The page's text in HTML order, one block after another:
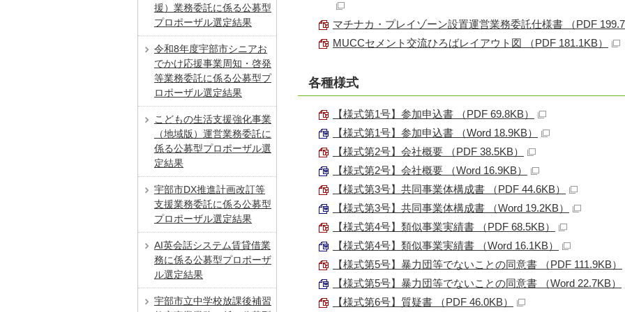
マチナカ・プレイゾーン設置運営業務委託仕様書 （PDF
MUCCセメント交流ひろばレイアウト図 （PDF 181.1KB）
各種様式
【様式第1号】参加申込書 （PDF 69.8KB）
【様式第1号】参加申込書 （Word 18.9KB）
【様式第2号】会社概要 （PDF 38.5KB）
【様式第2号】会社概要 （Word 16.9KB）
【様式第3号】共同事業体構成書 （PDF 44.6KB）
【様式第3号】共同事業体構成書 （Word 19.2KB）
【様式第4号】類似事業実績書 （PDF 68.5KB）
【様式第4号】類似事業実績書 （Word 16.1KB）
【様式第5号】暴力団等でないことの同意書 （PDF 111.9KB）
【様式第5号】暴力団等でないことの同意書 （Word 22.7KB）
【様式第6号】質疑書 （PDF 46.0KB）
援）業務委託に係る公募型
プロポーザル選定結果
令和8年度宇部市シニアお
でかけ応援事業周知・啓発
等業務委託に係る公募型プ
ロポーザル選定結果
こどもの生活支援強化事業
（地域版）運営業務委託に
係る公募型プロポーザル選
定結果
宇部市DX推進計画改訂等
支援業務委託に係る公募型
プロポーザル選定結果
AI英会話システム賃貸借業
務に係る公募型プロポーザ
ル選定結果
宇部市立中学校放課後補習